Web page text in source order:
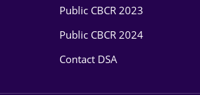
Public CBCR 2023
Public CBCR 2024
Contact DSA